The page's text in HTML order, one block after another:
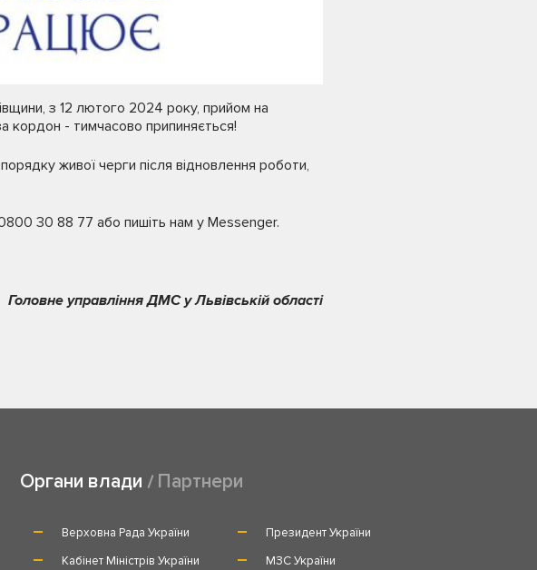
з 12 лютого 2024 року, прийом на
кордон - тимчасово припиняється!
живої черги після відновлення роботи,
30 88 77 або пишіть нам у Messenger.
Головне управління ДМС у Львівській області
Органи влади Партнери
Верховна Рада України
Президент України
Кабінет Міністрів України
МЗС України